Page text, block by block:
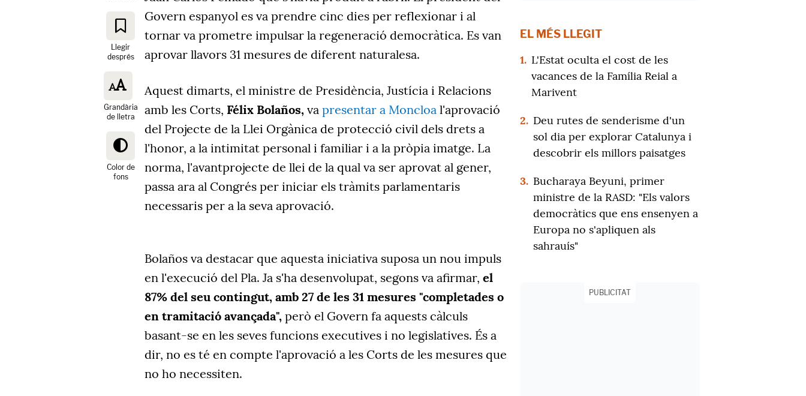
Llegir
després
Grandària
de lletra
Color de
fons
Govern espanyol es va prendre cinc dies per reflexionar i al
tornar va prometre impulsar la regeneració democràtica. Es van
aprovar llavors 31 mesures de diferent naturalesa.
Aquest dimarts, el ministre de Presidència, Justícia i Relacions
amb les Corts, Félix Bolaños, va presentar a Moncloa l'aprovació
del Projecte de la Llei Orgànica de protecció civil dels drets a
l'honor, a la intimitat personal i familiar i a la pròpia imatge. La
norma, l'avantprojecte de llei de la qual va ser aprovat al gener,
passa ara al Congrés per iniciar els tràmits parlamentaris
necessaris per a la seva aprovació.
Bolaños va destacar que aquesta iniciativa suposa un nou impuls
en l'execució del Pla. Ja s'ha desenvolupat, segons va afirmar, el
87% del seu contingut, amb 27 de les 31 mesures "completades o
en tramitació avançada", però el Govern fa aquests càlculs
basant-se en les seves funcions executives i no legislatives. És a
dir, no es té en compte l'aprovació a les Corts de les mesures que
no ho necessiten.
EL MÉS LLEGIT
1. L'Estat oculta el cost de les
vacances de la Família Reial a
Marivent
2. Deu rutes de senderisme d'un
sol dia per explorar Catalunya i
descobrir els millors paisatges
3. Bucharaya Beyuni, primer
ministre de la RASD: "Els valors
democràtics que ens ensenyen a
Europa no s'apliquen als
sahrauís"
PUBLICITAT